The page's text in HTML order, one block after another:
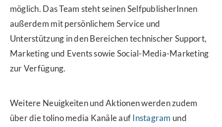
möglich. Das Team steht seinen SelfpublisherInnen
außerdem mit persönlichem Service und
Unterstützung in den Bereichen technischer Support,
Marketing und Events sowie Social-Media-Marketing
zur Verfügung.
Weitere Neuigkeiten und Aktionen werden zudem
über die tolino media Kanäle aufInstagram und